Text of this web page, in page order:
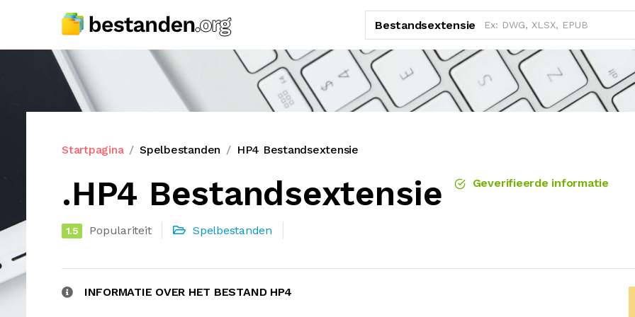
Bestandsextensie
Startpagina Spelbestanden HP4 Bestandsextensie
.HP4 Bestandsextensie Geverifieerde informatie
1.5 Populariteit Spelbestanden
INFORMATIE OVER HET BESTAND HP4